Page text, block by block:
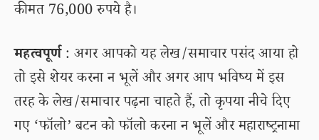
कीमत 76,000 रुपये है।
महत्वपूर्ण: अगर आपको यह लेख/समाचार पसंद आया हो
तो इसे शेयर करना न भूलें और अगर आप भविष्य में इस
तरह के लेख/समाचार पढ़ना चाहते हैं, तो कृपया नीचे दिए
गए ‘फॉलो’ बटन को फॉलो करना न भूलें और महाराष्ट्रनामा